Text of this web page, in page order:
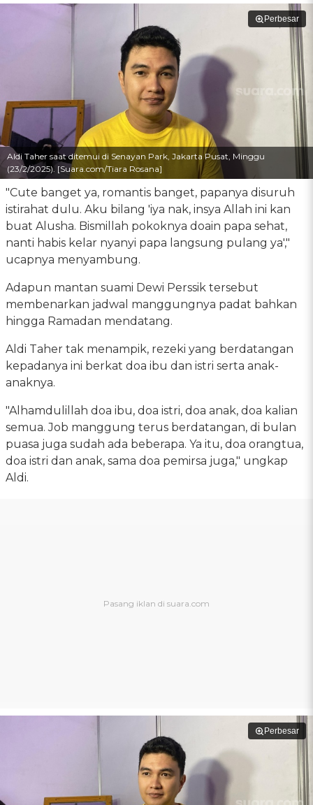
Perbesar
Aldi Taher saat ditemui di Senayan Park, Jakarta Pusat, Minggu
(23/2/2025). [Suara.com/Tiara Rosana]
"Cute banget ya, romantis banget, papanya disuruh
istirahat dulu. Aku bilang 'iya nak, insya Allah ini kan
buat Alusha. Bismillah pokoknya doain papa sehat,
nanti habis kelar nyanyi papa langsung pulang ya',"
ucapnya menyambung.
Adapun mantan suami Dewi Perssik tersebut
membenarkan jadwal manggungnya padat bahkan
hingga Ramadan mendatang.
Aldi Taher tak menampik, rezeki yang berdatangan
kepadanya ini berkat doa ibu dan istri serta anak-
anaknya.
"Alhamdulillah doa ibu, doa istri, doa anak, doa kalian
semua. Job manggung terus berdatangan, di bulan
puasa juga sudah ada beberapa. Ya itu, doa orangtua,
doa istri dan anak, sama doa pemirsa juga," ungkap
Aldi.
Perbesar